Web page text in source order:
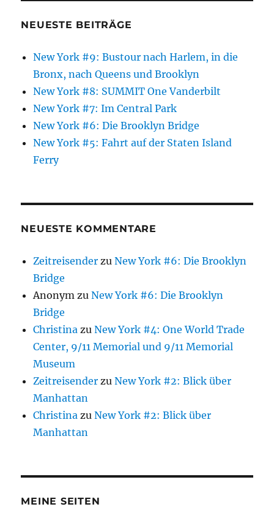
NEUESTE BEITRÄGE
New York #9: Bustour nach Harlem, in die
Bronx, nach Queens und Brooklyn
New York #8: SUMMIT One Vanderbilt
New York #7: Im Central Park
New York #6: Die Brooklyn Bridge
New York #5: Fahrt auf der Staten Island
Ferry
NEUESTE KOMMENTARE
Zeitreisender zuNew York #6: Die Brooklyn
Bridge
Anonym zuNew York #6: Die Brooklyn
Bridge
Christina zuNew York #4: One World Trade
Center, 9/11 Memorial und 9/11 Memorial
Museum
Zeitreisender zuNew York #2: Blick über
Manhattan
Christina zuNew York #2: Blick über
Manhattan
MEINE SEITEN